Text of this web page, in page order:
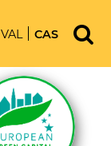
VAL CAS